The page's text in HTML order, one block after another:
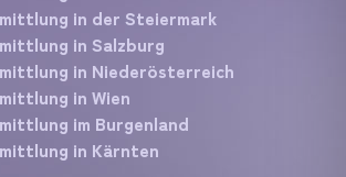
in der Steiermark
in Salzburg
in Niederösterreich
in Wien
im Burgenland
in Kärnten